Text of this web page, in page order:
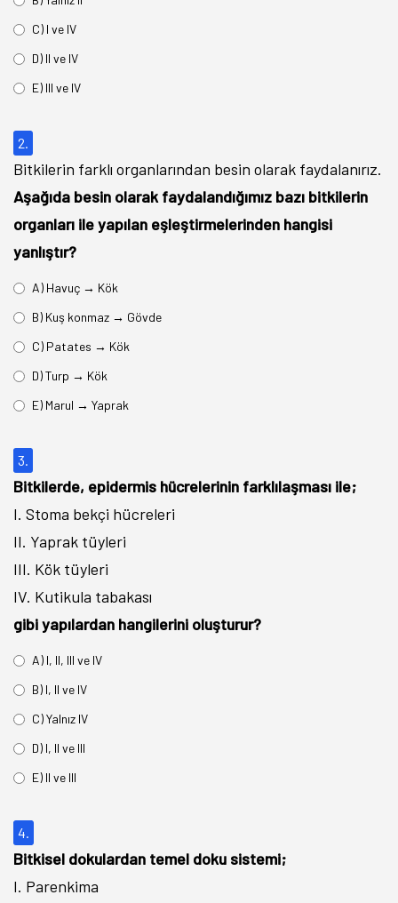
C) I ve IV
D) II ve IV
E) III ve IV
2.
Bitkilerin farklı organlarından besin olarak faydalanırız.
Aşağıda besin olarak faydalandığımız bazı bitkilerin
organları ile yapılan eşleştirmelerinden hangisi
yanlıştır?
A) Havuç → Kök
B) Kuş konmaz → Gövde
C) Patates → Kök
D) Turp → Kök
E) Marul → Yaprak
3.
Bitkilerde, epidermis hücrelerinin farklılaşması ile;
I. Stoma bekçi hücreleri
II. Yaprak tüyleri
III. Kök tüyleri
IV. Kutikula tabakası
gibi yapılardan hangilerini oluşturur?
A) I, II, III ve IV
B) I, II ve IV
C) Yalnız IV
D) I, II ve III
E) II ve III
4.
Bitkisel dokulardan temel doku sistemi;
I. Parenkima